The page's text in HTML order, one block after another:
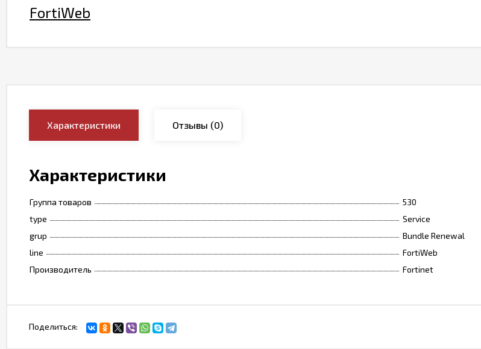
FortiWeb
Характеристики Отзывы (0)
Характеристики
Группа товаров
530
type
Service
grup
Bundle Renewal
line
FortiWeb
Производитель
Fortinet
Поделиться: